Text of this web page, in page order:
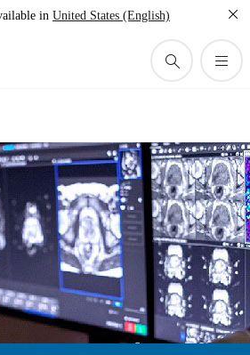
in United States (English)